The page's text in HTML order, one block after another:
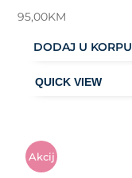
95,00KM
DODAJ U KORPU
Akcij